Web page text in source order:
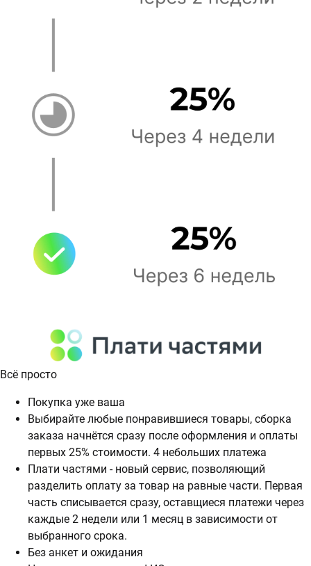
Всё просто
Покупка уже ваша
Выбирайте любые понравившиеся товары, сборка
заказа начнётся сразу после оформления и оплаты
первых 25% стоимости. 4 небольших платежа
Плати частями - новый сервис, позволяющий
разделить оплату за товар на равные части. Первая
часть списывается сразу, оставщиеся платежи через
каждые 2 недели или 1 месяц в зависимости от
выбранного срока.
Без анкет и ожидания